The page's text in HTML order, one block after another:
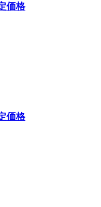
価格
価格